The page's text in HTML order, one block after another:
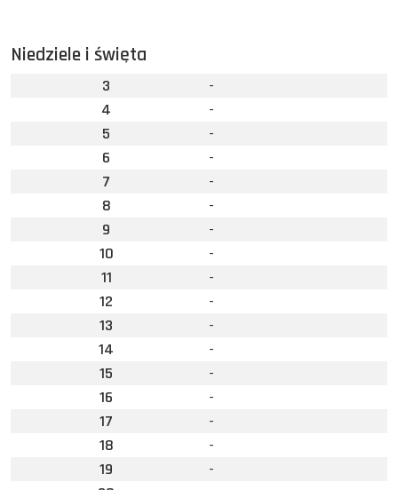
Niedziele i święta
3
-
4
-
5
-
6
-
7
-
8
-
9
-
10
-
11
-
12
-
13
-
14
-
15
-
16
-
17
-
18
-
19
-